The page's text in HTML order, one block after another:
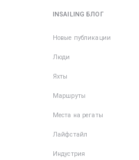
INSAILING БЛОГ
Новые публикации
Люди
Яхты
Маршруты
Места на регаты
Лайфстайл
Индустрия